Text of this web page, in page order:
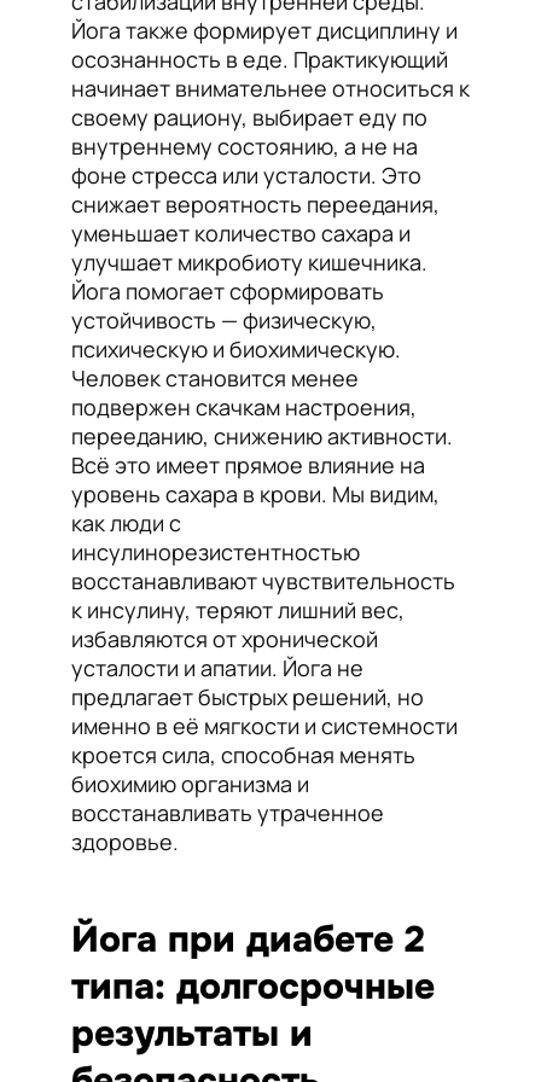
Йога также формирует дисциплину и
осознанность в еде. Практикующий
начинает внимательнее относиться к
своему рациону, выбирает еду по
внутреннему состоянию, а не на
фоне стресса или усталости. Это
снижает вероятность переедания,
уменьшает количество сахара и
улучшает микробиоту кишечника.
Йога помогает сформировать
устойчивость — физическую,
психическую и биохимическую.
Человек становится менее
подвержен скачкам настроения,
перееданию, снижению активности.
Всё это имеет прямое влияние на
уровень сахара в крови. Мы видим,
как люди с
инсулинорезистентностью
восстанавливают чувствительность
к инсулину, теряют лишний вес,
избавляются от хронической
усталости и апатии. Йога не
предлагает быстрых решений, но
именно в её мягкости и системности
кроется сила, способная менять
биохимию организма и
восстанавливать утраченное
здоровье.
Йога при диабете 2
типа: долгосрочные
результаты и